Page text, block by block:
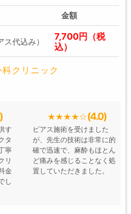
金額
代込み）
7,700円（税
込）
クリニック
す
タ
寧
リ
金
し
(4.0)
ピアス施術を受けました
が、先生の技術は非常に的
確で迅速で、麻酔もほとん
ど痛みを感じることなく処
置していただきました。